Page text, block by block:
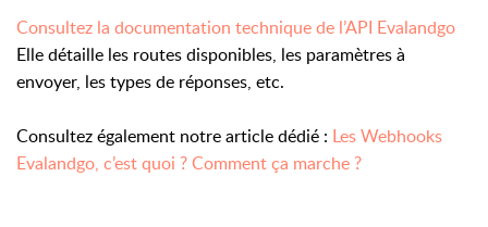
Consultez la documentation technique de l’API Evalandgo
Elle détaille les routes disponibles, les paramètres à
envoyer, les types de réponses, etc.
Consultez également notre article dédié : Les Webhooks
Evalandgo, c’est quoi ? Comment ça marche ?